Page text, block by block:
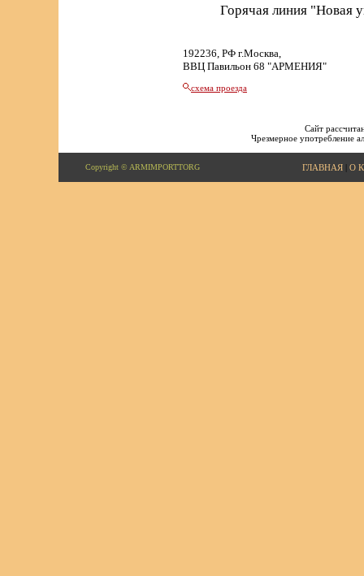
Горячая линия "Новая
192236, РФ г.Москва,
ВВЦ Павильон 68 "АРМЕНИЯ"
схема проезда
Сайт
Чрезмерное употребление
Copyright © ARMIMPORTTORG ГЛАВНАЯ| О